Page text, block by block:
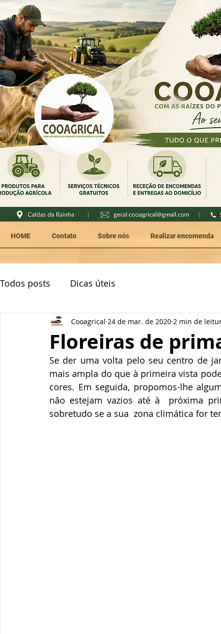
HOME Contato Sobre nós Realizar encomenda
Todos posts Dicas úteis
Floreiras de
Cooagrical 24 de mar. de 2020 2 min de
Se der uma volta pelo seu centro de
mais ampla do que à primeira vista
cores. Em seguida, propomos-lhe
não estejam vazios até à  próxima
sobretudo se a sua  zona climática for